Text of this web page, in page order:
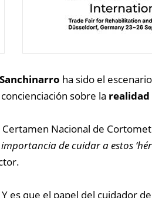
ha sido el
sobre la realidad
Nacional de
de cuidar a estos
Y es que el papel del cuidador